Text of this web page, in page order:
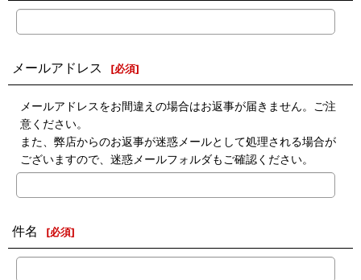
メールアドレス [必須]
メールアドレスをお間違えの場合はお返事が届きません。ご注
意ください。
また、弊店からのお返事が迷惑メールとして処理される場合が
ございますので、迷惑メールフォルダもご確認ください。
件名 [必須]